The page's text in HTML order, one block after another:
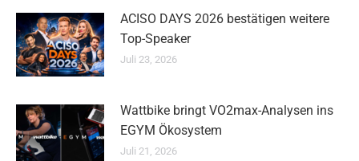
ACISO DAYS 2026 bestätigen weitere
Top-Speaker
Juli 23, 2026
Wattbike bringt VO2max-Analysen ins
EGYM Ökosystem
Juli 21, 2026